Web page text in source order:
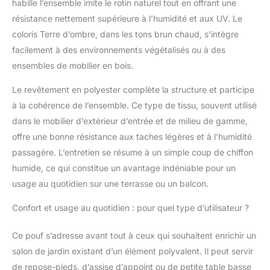
habille l’ensemble imite le rotin naturel tout en offrant une
résistance nettement supérieure à l’humidité et aux UV. Le
coloris Terre d’ombre, dans les tons brun chaud, s’intègre
facilement à des environnements végétalisés ou à des
ensembles de mobilier en bois.
Le revêtement en polyester complète la structure et participe
à la cohérence de l’ensemble. Ce type de tissu, souvent utilisé
dans le mobilier d’extérieur d’entrée et de milieu de gamme,
offre une bonne résistance aux taches légères et à l’humidité
passagère. L’entretien se résume à un simple coup de chiffon
humide, ce qui constitue un avantage indéniable pour un
usage au quotidien sur une terrasse ou un balcon.
Confort et usage au quotidien : pour quel type d’utilisateur ?
Ce pouf s’adresse avant tout à ceux qui souhaitent enrichir un
salon de jardin existant d’un élément polyvalent. Il peut servir
de repose-pieds, d’assise d’appoint ou de petite table basse